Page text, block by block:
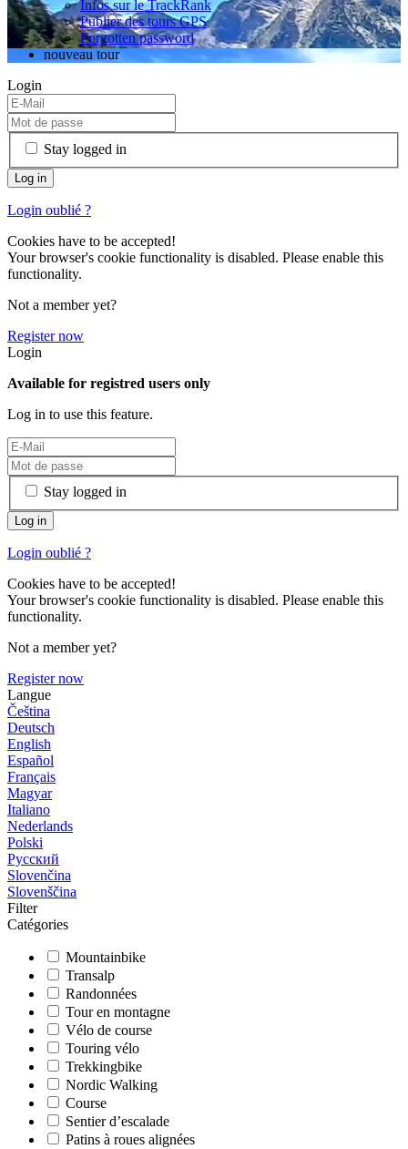
Infos sur le TrackRank
Publier des tours GPS
Forgotten password
nouveau tour
Login
Stay logged in
Login oublié ?
Cookies have to be accepted!
Your browser's cookie functionality is disabled. Please enable this
functionality.
Not a member yet?
Register now
Login
Available for registred users only
Log in to use this feature.
Stay logged in
Login oublié ?
Cookies have to be accepted!
Your browser's cookie functionality is disabled. Please enable this
functionality.
Not a member yet?
Register now
Langue
Čeština
Deutsch
English
Español
Français
Magyar
Italiano
Nederlands
Polski
Русский
Slovenčina
Slovenščina
Filter
Catégories
Mountainbike
Transalp
Randonnées
Tour en montagne
Vélo de course
Touring vélo
Trekkingbike
Nordic Walking
Course
Sentier d’escalade
Patins à roues alignées